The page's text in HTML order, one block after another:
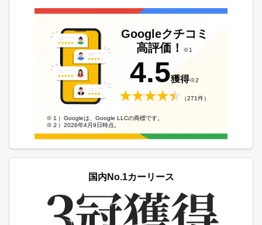
Googleクチコミ
高評価！
※1
4.5獲得※2
（271件）
※１）Googleは、Google LLCの商標です。
※２）2026年4月9日時点。
国内No.1カーリース